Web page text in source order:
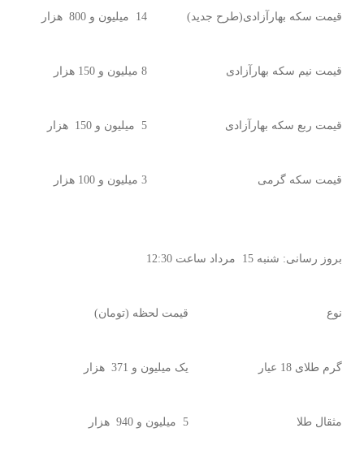
قیمت سکه بهارآزادی(طرح جدید) 14 میلیون و 800 هزار
قیمت نیم سکه بهارآزادی 8 میلیون و 150 هزار
قیمت ربع سکه بهارآزادی 5 میلیون و 150 هزار
قیمت سکه گرمی 3 میلیون و 100 هزار
بروز رسانی: ‌شنبه 15 مرداد ساعت 12:30
نوع قیمت لحظه (تومان)
گرم طلای 18 عیار یک میلیون و 371 هزار
مثقال طلا 5 میلیون و 940 هزار